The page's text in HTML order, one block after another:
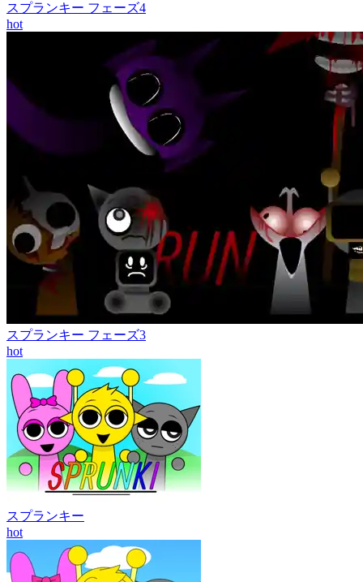
スプランキー フェーズ4
hot
スプランキー フェーズ3
hot
スプランキー
hot